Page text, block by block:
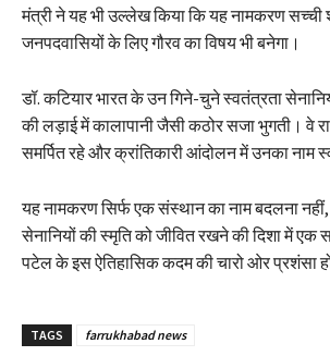
मंत्री ने यह भी उल्लेख किया कि यह नामकरण सच्ची
जनपदवासियों के लिए गौरव का विषय भी बनेगा।
डॉ. कटियार भारत के उन गिने-चुने स्वतंत्रता
की लड़ाई में कालापानी जैसी कठोर सजा भुगती। वे
समर्पित रहे और क्रांतिकारी आंदोलन में उनका नाम
यह नामकरण सिर्फ एक संस्थान का नाम बदलना
सेनानियों की स्मृति को जीवित रखने की दिशा में
पटेल के इस ऐतिहासिक कदम की चारो ओर प्रशंसा
TAGS farrukhabad news